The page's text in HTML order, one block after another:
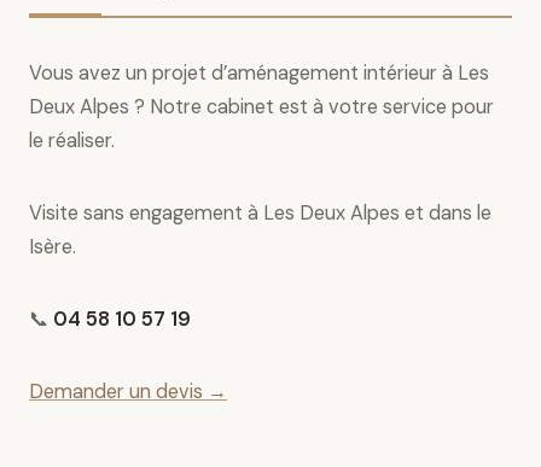
Vous avez un projet d’aménagement intérieur à Les
Deux Alpes ? Notre cabinet est à votre service pour
le réaliser.
Visite sans engagement à Les Deux Alpes et dans le
Isère.
📞 04 58 10 57 19
Demander un devis →